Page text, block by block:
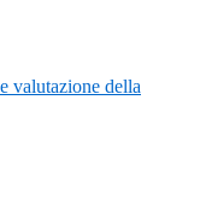
valutazione della